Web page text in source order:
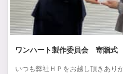
ワンハート製作委員会 寄贈式
いつも弊社ＨＰをお越し頂きあり